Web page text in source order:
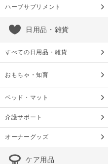
ハーブサプリメント
日用品・雑貨
すべての日用品・雑貨
おもちゃ・知育
ベッド・マット
介護サポート
オーナーグッズ
ケア用品